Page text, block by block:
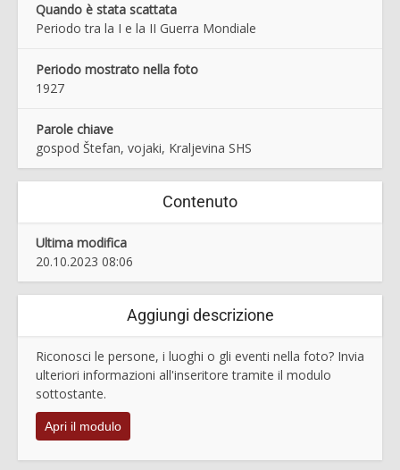
Quando è stata scattata
Periodo tra la I e la II Guerra Mondiale
Periodo mostrato nella foto
1927
Parole chiave
gospod Štefan, vojaki, Kraljevina SHS
Contenuto
Ultima modifica
20.10.2023 08:06
Aggiungi descrizione
Riconosci le persone, i luoghi o gli eventi nella foto? Invia
ulteriori informazioni all'inseritore tramite il modulo
sottostante.
Apri il modulo